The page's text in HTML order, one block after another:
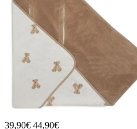
39,90€ 44,90€